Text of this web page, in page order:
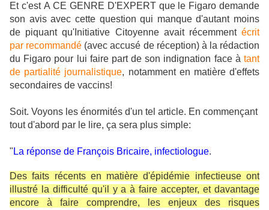
Et c'est A CE GENRE D'EXPERT que le Figaro demande
son avis avec cette question qui manque d'autant moins
de piquant qu'Initiative Citoyenne avait récemment écrit
par recommandé (avec accusé de réception) à la rédaction
du Figaro pour lui faire part de son indignation face à tant
de partialité journalistique, notamment en matière d'effets
secondaires de vaccins!
Soit. Voyons les énormités d'un tel article. En commençant
tout d'abord par le lire, ça sera plus simple:
" La réponse de François Bricaire, infectiologue.
Des faits récents en matière d'épidémie infectieuse ont
illustré la difficulté qu'il y a à faire accepter, et davantage
encore à faire comprendre, les enjeux des risques